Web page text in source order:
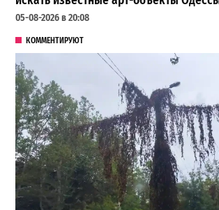
05-08-2026 в 20:08
КОММЕНТИРУЮТ